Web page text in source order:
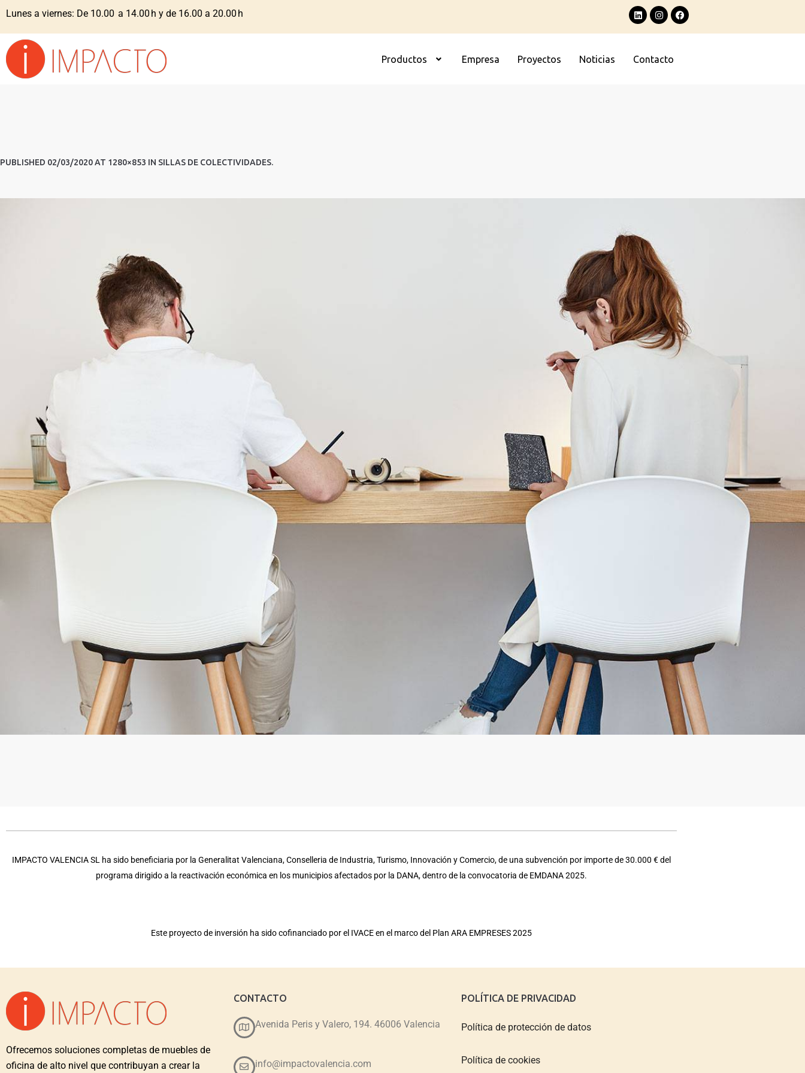
Lunes a viernes: De 10.00 a 14.00 h y de 16.00 a 20.00 h
Productos Empresa Proyectos Noticias Contacto
PUBLISHED 02/03/2020AT 1280×853 IN SILLAS DE COLECTIVIDADES.
IMPACTO VALENCIA SL ha sido beneficiaria por la Generalitat Valenciana, Conselleria de Industria, Turismo, Innovación y Comercio, de una subvención por importe de 30.000 € del
programa dirigido a la reactivación económica en los municipios afectados por la DANA, dentro de la convocatoria de EMDANA 2025.
Este proyecto de inversión ha sido cofinanciado por el IVACE en el marco del Plan ARA EMPRESES 2025
Ofrecemos soluciones completas de muebles de
oficina de alto nivel que contribuyan a crear la
CONTACTO
Avenida Peris y Valero, 194. 46006 Valencia
info@impactovalencia.com
POLÍTICA DE PRIVACIDAD
Política de protección de datos
Política de cookies